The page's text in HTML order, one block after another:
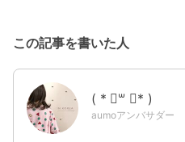
この記事を書いた人
( * ॑꒳ ॑* )
aumoアンバサダー